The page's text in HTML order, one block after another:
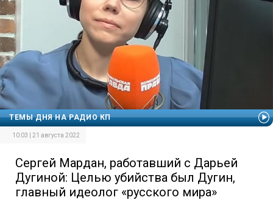
ТЕМЫ ДНЯ НА РАДИО КП
10:03 | 21 августа 2022
Сергей Мардан, работавший с Дарьей
Дугиной: Целью убийства был Дугин,
главный идеолог «русского мира»